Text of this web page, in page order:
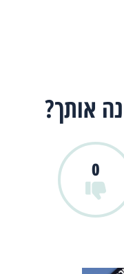
אותך?
0